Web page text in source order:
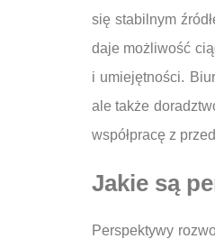
się stabilnym
daje możliwość
i umiejętności.
ale także
współpracę z
Jakie są
Perspektywy